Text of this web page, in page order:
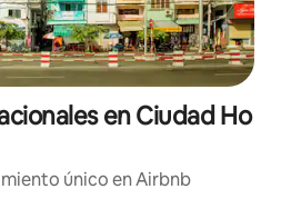
en Ciudad Ho
único en Airbnb